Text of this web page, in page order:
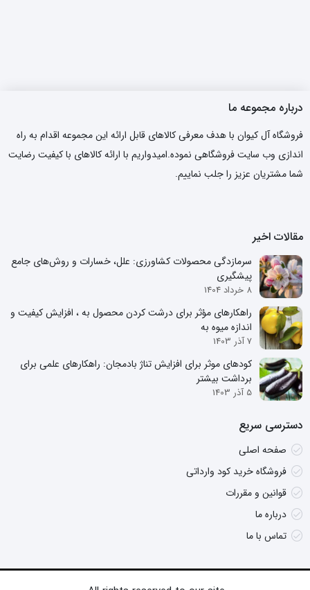
درباره مجموعه ما
فروشگاه آل کیوان با هدف معرفی کالاهای قابل ارائه این مجموعه اقدام به راه
اندازی وب سایت فروشگاهی نموده.امیدواریم با ارائه کالاهای با کیفیت رضایت
شما مشتریان عزیز را جلب نماییم.
مقالات اخیر
سرمازدگی محصولات کشاورزی: علل، خسارات و روش‌های جامع
پیشگیری
8 خرداد 1404
راهکارهای مؤثر برای درشت کردن محصول به ، افزایش کیفیت و
اندازه میوه به
7 آذر 1403
کودهای موثر برای افزایش تناژ بادمجان: راهکارهای علمی برای
برداشت بیشتر
5 آذر 1403
دسترسی سریع
صفحه اصلی
فروشگاه خرید کود وارداتی
قوانین و مقررات
درباره ما
تماس با ما